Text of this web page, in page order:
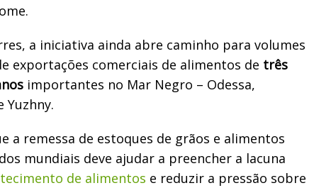
a iniciativa ainda abre caminho para volumes
exportações comerciais de alimentos de três
importantes no Mar Negro – Odessa,
Yuzhny.
a remessa de estoques de grãos e alimentos
mundiais deve ajudar a preencher a lacuna
de alimentos e reduzir a pressão sobre